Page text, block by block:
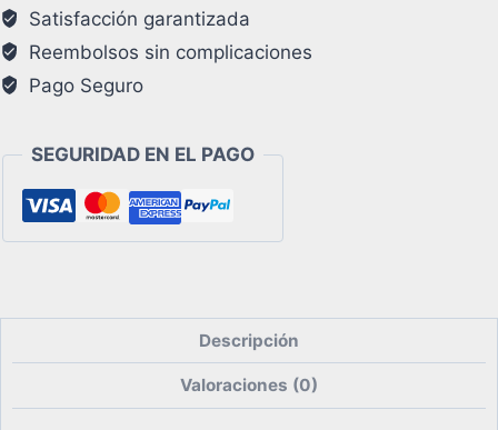
Satisfacción garantizada
Reembolsos sin complicaciones
Pago Seguro
SEGURIDAD EN EL PAGO
Descripción
Valoraciones (0)